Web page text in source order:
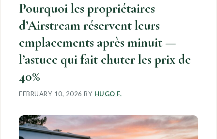
Pourquoi les propriétaires
d’Airstream réservent leurs
emplacements après minuit —
l’astuce qui fait chuter les prix de
40%
FEBRUARY 10, 2026 BY HUGO F.